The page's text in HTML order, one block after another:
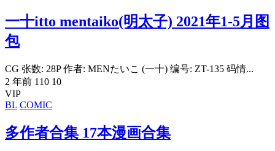
一十itto mentaiko(明太子) 2021年1-5月图
包
CG 张数: 28P 作者: MENたいこ (一十) 编号: ZT-135 码情...
2 年前 110 10
VIP
BL COMIC
多作者合集 17本漫画合集